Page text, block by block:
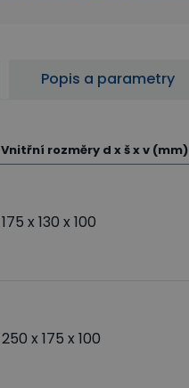
Popis a parametry
Vnitřní rozměry d x š x v (mm)
175 x 130 x 100
250 x 175 x 100